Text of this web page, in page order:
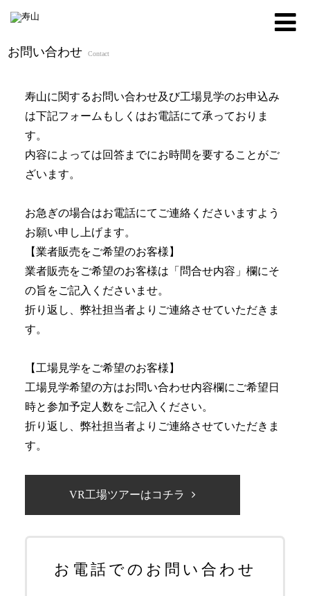
お問い合わせ Contact
寿山に関するお問い合わせ及び工場見学のお申込み
は下記フォームもしくはお電話にて承っておりま
す。
内容によっては回答までにお時間を要することがご
ざいます。
お急ぎの場合はお電話にてご連絡くださいますよう
お願い申し上げます。
【業者販売をご希望のお客様】
業者販売をご希望のお客様は「問合せ内容」欄にそ
の旨をご記入くださいませ。
折り返し、弊社担当者よりご連絡させていただきま
す。
【工場見学をご希望のお客様】
工場見学希望の方はお問い合わせ内容欄にご希望日
時と参加予定人数をご記入ください。
折り返し、弊社担当者よりご連絡させていただきま
す。
VR工場ツアーはコチラ
お電話でのお問い合わせ